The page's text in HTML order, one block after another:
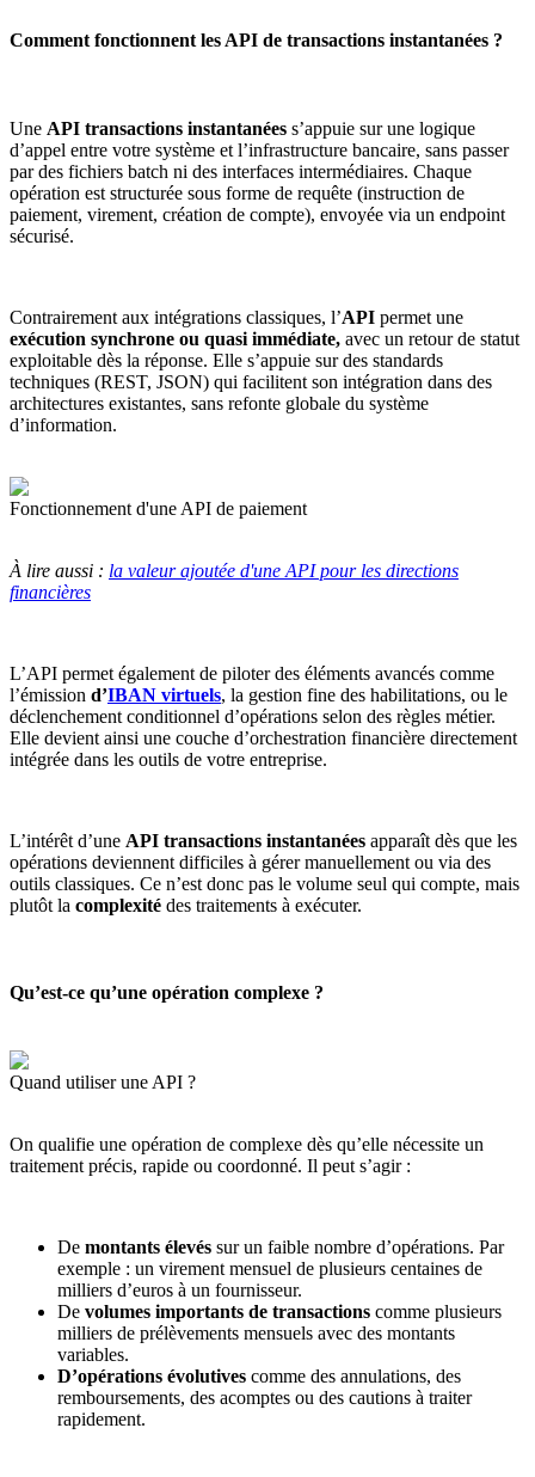
Comment fonctionnent les API de transactions instantanées ?
Une API transactions instantanées s’appuie sur une logique
d’appel entre votre système et l’infrastructure bancaire, sans passer
par des fichiers batch ni des interfaces intermédiaires. Chaque
opération est structurée sous forme de requête (instruction de
paiement, virement, création de compte), envoyée via un endpoint
sécurisé.
Contrairement aux intégrations classiques, l’API permet une
exécution synchrone ou quasi immédiate, avec un retour de statut
exploitable dès la réponse. Elle s’appuie sur des standards
techniques (REST, JSON) qui facilitent son intégration dans des
architectures existantes, sans refonte globale du système
d’information.
Fonctionnement d'une API de paiement
À lire aussi : la valeur ajoutée d'une API pour les directions
financières
L’API permet également de piloter des éléments avancés comme
l’émission d’IBAN virtuels, la gestion fine des habilitations, ou le
déclenchement conditionnel d’opérations selon des règles métier.
Elle devient ainsi une couche d’orchestration financière directement
intégrée dans les outils de votre entreprise.
L’intérêt d’une API transactions instantanées apparaît dès que les
opérations deviennent difficiles à gérer manuellement ou via des
outils classiques. Ce n’est donc pas le volume seul qui compte, mais
plutôt la complexité des traitements à exécuter.
Qu’est-ce qu’une opération complexe ?
Quand utiliser une API ?
On qualifie une opération de complexe dès qu’elle nécessite un
traitement précis, rapide ou coordonné. Il peut s’agir :
De montants élevés sur un faible nombre d’opérations. Par
exemple : un virement mensuel de plusieurs centaines de
milliers d’euros à un fournisseur.
De volumes importants de transactions comme plusieurs
milliers de prélèvements mensuels avec des montants
variables.
D’opérations évolutives comme des annulations, des
remboursements, des acomptes ou des cautions à traiter
rapidement.